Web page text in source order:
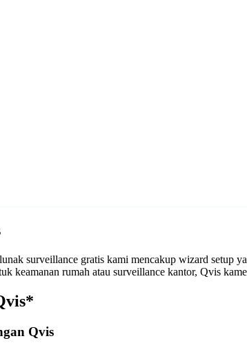
surveillance gratis kami mencakup wizard setup
keamanan rumah atau surveillance kantor, Qvis
Qvis